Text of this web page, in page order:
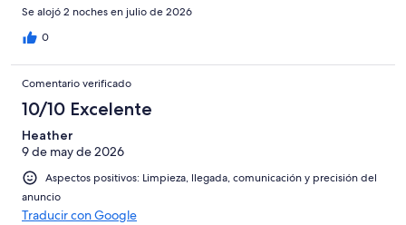
Se alojó 2 noches en julio de 2026
0
Comentario verificado
10/10 Excelente
Heather
9 de may de 2026
Aspectos positivos: Limpieza, llegada, comunicación y precisión del
anuncio
Traducir con Google